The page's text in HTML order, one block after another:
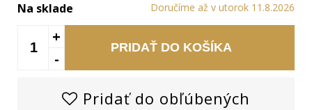
Na sklade Doručíme až v utorok 11.8.2026
PRIDAŤ DO KOŠÍKA
+
-
Pridať do obľúbených